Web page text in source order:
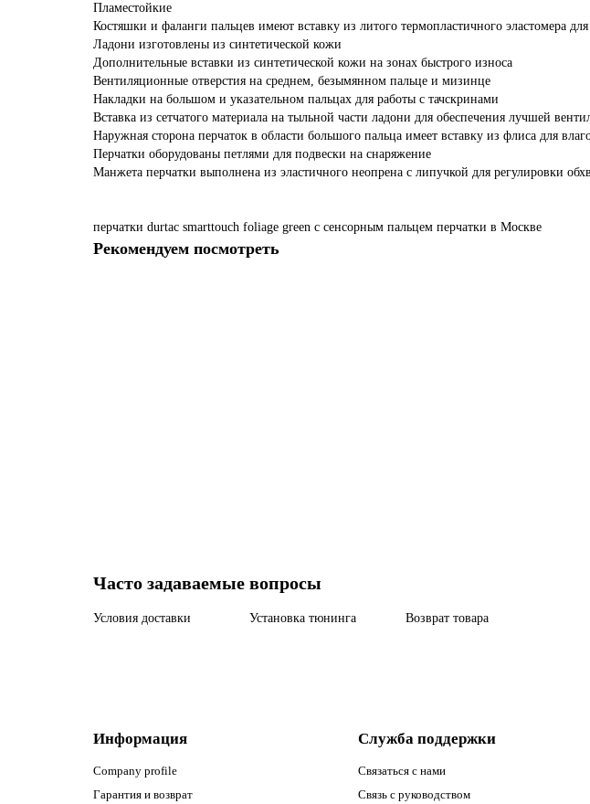
Пламестойкие
Костяшки и фаланги пальцев имеют вставку из литого термопластичного эластомера
Ладони изготовлены из синтетической кожи
Дополнительные вставки из синтетической кожи на зонах быстрого износа
Вентиляционные отверстия на среднем, безымянном пальце и мизинце
Накладки на большом и указательном пальцах для работы с тачскринами
Вставка из сетчатого материала на тыльной части ладони для обеспечения лучшей
Наружная сторона перчаток в области большого пальца имеет вставку из флиса для
Перчатки оборудованы петлями для подвески на снаряжение
Манжета перчатки выполнена из эластичного неопрена с липучкой для регулировки
перчатки durtac smarttouch foliage green с сенсорным пальцем перчатки в Москве
Рекомендуем посмотреть
Часто задаваемые вопросы
Условия доставки Установка тюнинга Возврат товара
Информация
Company profile
Гарантия и возврат
Служба поддержки
Связаться с нами
Связь с руководством